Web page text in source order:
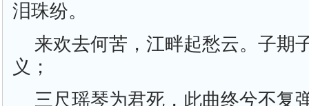
泪珠纷。
来欢去何苦，江畔起愁云。子期
义；
三尺瑶琴为君死，此曲终兮不复